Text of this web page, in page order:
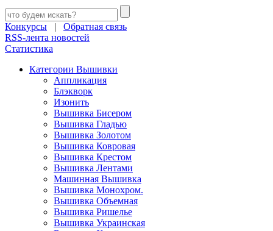
Конкурсы | Обратная связь
RSS-лента новостей
Статистика
Категории Вышивки
Аппликация
Блэкворк
Изонить
Вышивка Бисером
Вышивка Гладью
Вышивка Золотом
Вышивка Ковровая
Вышивка Крестом
Вышивка Лентами
Машинная Вышивка
Вышивка Монохром.
Вышивка Объемная
Вышивка Ришелье
Вышивка Украинская